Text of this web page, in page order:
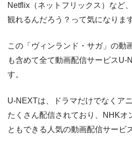
Netflix（ネットフリックス）など
観れるんだろう？って気になりま
この「ヴィンランド・サガ」の動
も含めて全て動画配信サービスU-
す。
U-NEXTは、ドラマだけでなくア
たくさん配信されており、NHKオ
ともできる人気の動画配信サービ